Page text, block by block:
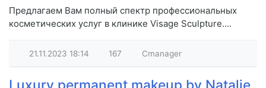
Предлагаем Вам полный спектр профессиональных
косметических услуг в клинике Visage Sculpture....
21.11.2023 18:14 167 Cmanager